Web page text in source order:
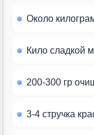
Около
Кило сладкой
200-300 гр
3-4 стручка